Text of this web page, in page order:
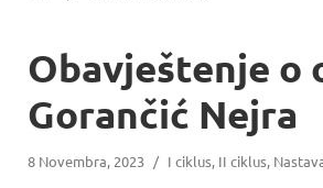
Obavještenje o
Gorančić Nejra
8 Novembra, 2023 / I ciklus, II ciklus,